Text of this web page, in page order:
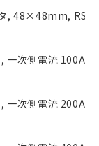
, 48×48mm, RS-
一次側電流 100A
一次側電流 200A
のうえ